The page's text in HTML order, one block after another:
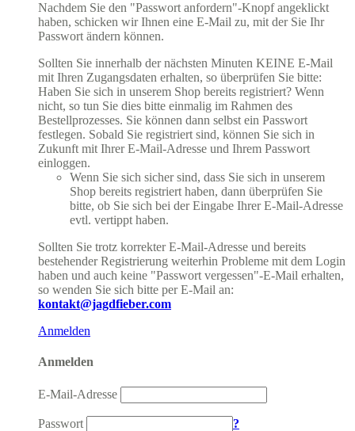
Nachdem Sie den "Passwort anfordern"-Knopf angeklickt
haben, schicken wir Ihnen eine E-Mail zu, mit der Sie Ihr
Passwort ändern können.
Sollten Sie innerhalb der nächsten Minuten KEINE E-Mail
mit Ihren Zugangsdaten erhalten, so überprüfen Sie bitte:
Haben Sie sich in unserem Shop bereits registriert? Wenn
nicht, so tun Sie dies bitte einmalig im Rahmen des
Bestellprozesses. Sie können dann selbst ein Passwort
festlegen. Sobald Sie registriert sind, können Sie sich in
Zukunft mit Ihrer E-Mail-Adresse und Ihrem Passwort
einloggen.
Wenn Sie sich sicher sind, dass Sie sich in unserem
Shop bereits registriert haben, dann überprüfen Sie
bitte, ob Sie sich bei der Eingabe Ihrer E-Mail-Adresse
evtl. vertippt haben.
Sollten Sie trotz korrekter E-Mail-Adresse und bereits
bestehender Registrierung weiterhin Probleme mit dem Login
haben und auch keine "Passwort vergessen"-E-Mail erhalten,
so wenden Sie sich bitte per E-Mail an:
kontakt@jagdfieber.com
Anmelden
Anmelden
E-Mail-Adresse
Passwort ?